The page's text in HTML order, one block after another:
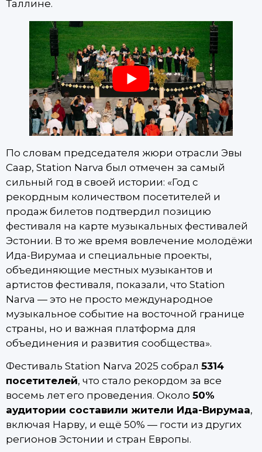
Таллине.
По словам председателя жюри отрасли Эвы
Саар, Station Narva был отмечен за самый
сильный год в своей истории: «Год с
рекордным количеством посетителей и
продаж билетов подтвердил позицию
фестиваля на карте музыкальных фестивалей
Эстонии. В то же время вовлечение молодёжи
Ида-Вирумаа и специальные проекты,
объединяющие местных музыкантов и
артистов фестиваля, показали, что Station
Narva — это не просто международное
музыкальное событие на восточной границе
страны, но и важная платформа для
объединения и развития сообщества».
Фестиваль Station Narva 2025 собрал 5314
посетителей, что стало рекордом за все
восемь лет его проведения. Около 50%
аудитории составили жители Ида-Вирумаа,
включая Нарву, и ещё 50% — гости из других
регионов Эстонии и стран Европы.